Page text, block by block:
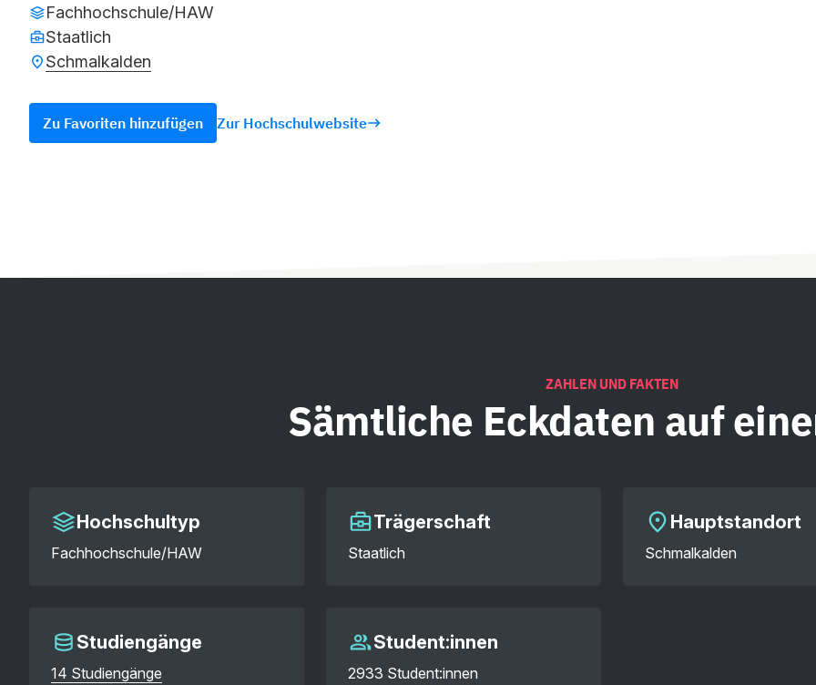
Fachhochschule/HAW
Staatlich
Schmalkalden
Zu Favoriten hinzufügen Zur Hochschulwebsite
ZAHLEN UND FAKTEN
Sämtliche Eckdaten auf
Hochschultyp
Fachhochschule/HAW
Trägerschaft
Staatlich
Hauptstandort
Schmalkalden
Studiengänge
14 Studiengänge
Student:innen
2933 Student:innen